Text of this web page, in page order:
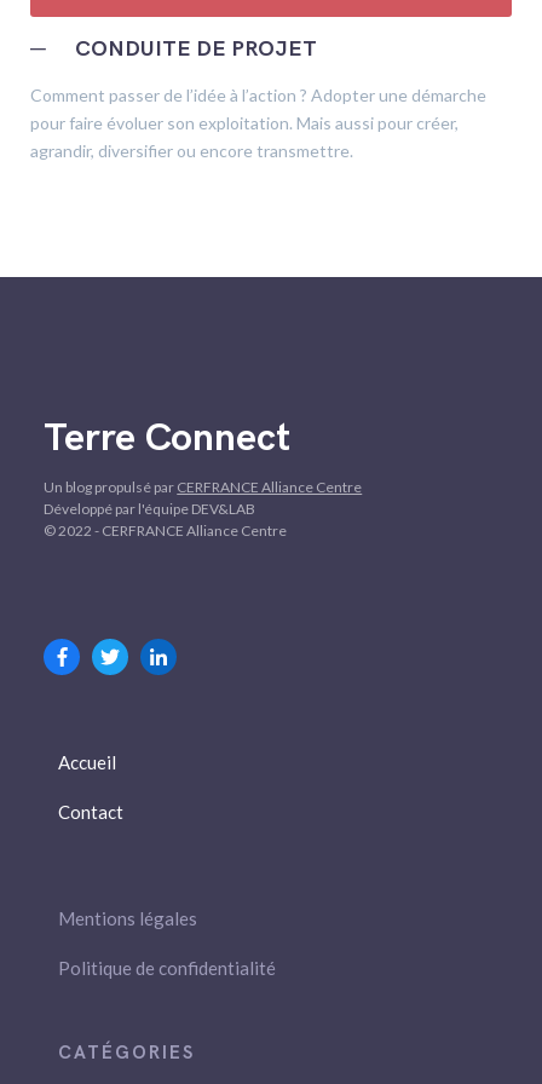
─ CONDUITE DE PROJET
Comment passer de l’idée à l’action ? Adopter une démarche
pour faire évoluer son exploitation. Mais aussi pour créer,
agrandir, diversifier ou encore transmettre.
Terre Connect
Un blog propulsé par CERFRANCE Alliance Centre
Développé par l'équipe DEV&LAB
© 2022 - CERFRANCE Alliance Centre
Accueil
Contact
Mentions légales
Politique de confidentialité